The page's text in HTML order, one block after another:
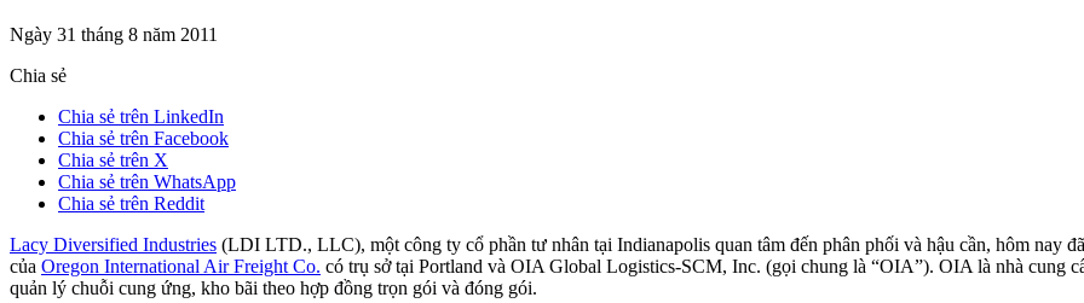
Ngày 31 tháng 8 năm 2011
Chia sẻ
Chia sẻ trên LinkedIn
Chia sẻ trên Facebook
Chia sẻ trên X
Chia sẻ trên WhatsApp
Chia sẻ trên Reddit
Lacy Diversified Industries (LDI LTD., LLC), một công ty cổ phần tư nhân tại Indianapolis quan tâm đến phân phối và hậu cần, hôm nay
của Oregon International Air Freight Co. có trụ sở tại Portland và OIA Global Logistics-SCM, Inc. (gọi chung là “OIA”). OIA là nhà cung
quản lý chuỗi cung ứng, kho bãi theo hợp đồng trọn gói và đóng gói.